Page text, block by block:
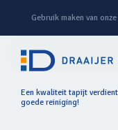
Gebruik maken van
Een kwaliteit tapijt
goede reiniging!